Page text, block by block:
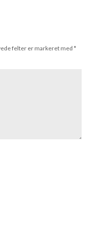
felter er markeret med *